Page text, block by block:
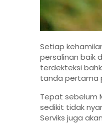
Setiap
persalinan baik
terdekteksi
tanda pertama
Tepat sebelum
sedikit tidak
Serviks juga